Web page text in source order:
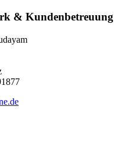
& Kundenbetreuung